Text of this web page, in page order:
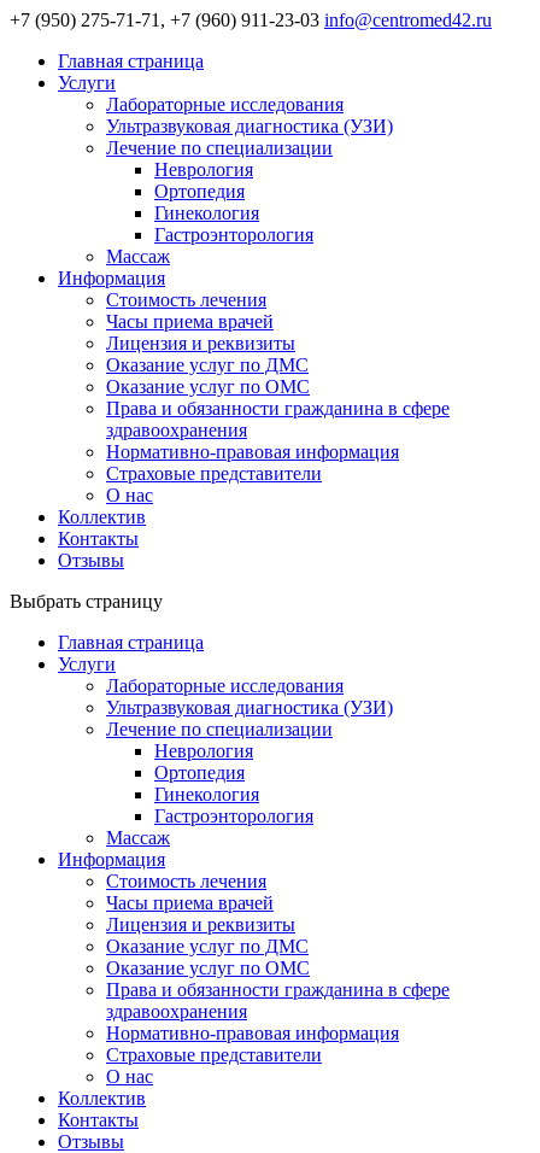
+7 (950) 275-71-71, +7 (960) 911-23-03 info@centromed42.ru
Главная страница
Услуги
Лабораторные исследования
Ультразвуковая диагностика (УЗИ)
Лечение по специализации
Неврология
Ортопедия
Гинекология
Гастроэнторология
Массаж
Информация
Стоимость лечения
Часы приема врачей
Лицензия и реквизиты
Оказание услуг по ДМС
Оказание услуг по ОМС
Права и обязанности гражданина в сфере
здравоохранения
Нормативно-правовая информация
Страховые представители
О нас
Коллектив
Контакты
Отзывы
Выбрать страницу
Главная страница
Услуги
Лабораторные исследования
Ультразвуковая диагностика (УЗИ)
Лечение по специализации
Неврология
Ортопедия
Гинекология
Гастроэнторология
Массаж
Информация
Стоимость лечения
Часы приема врачей
Лицензия и реквизиты
Оказание услуг по ДМС
Оказание услуг по ОМС
Права и обязанности гражданина в сфере
здравоохранения
Нормативно-правовая информация
Страховые представители
О нас
Коллектив
Контакты
Отзывы